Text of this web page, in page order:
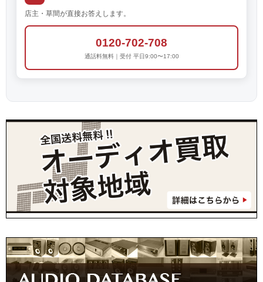
店主・草間が直接お答えします。
0120-702-708
通話料無料｜受付 平日9:00〜17:00